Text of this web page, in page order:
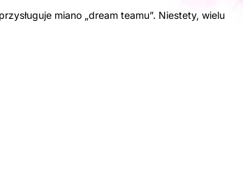
miano „dream teamu”. Niestety, wielu